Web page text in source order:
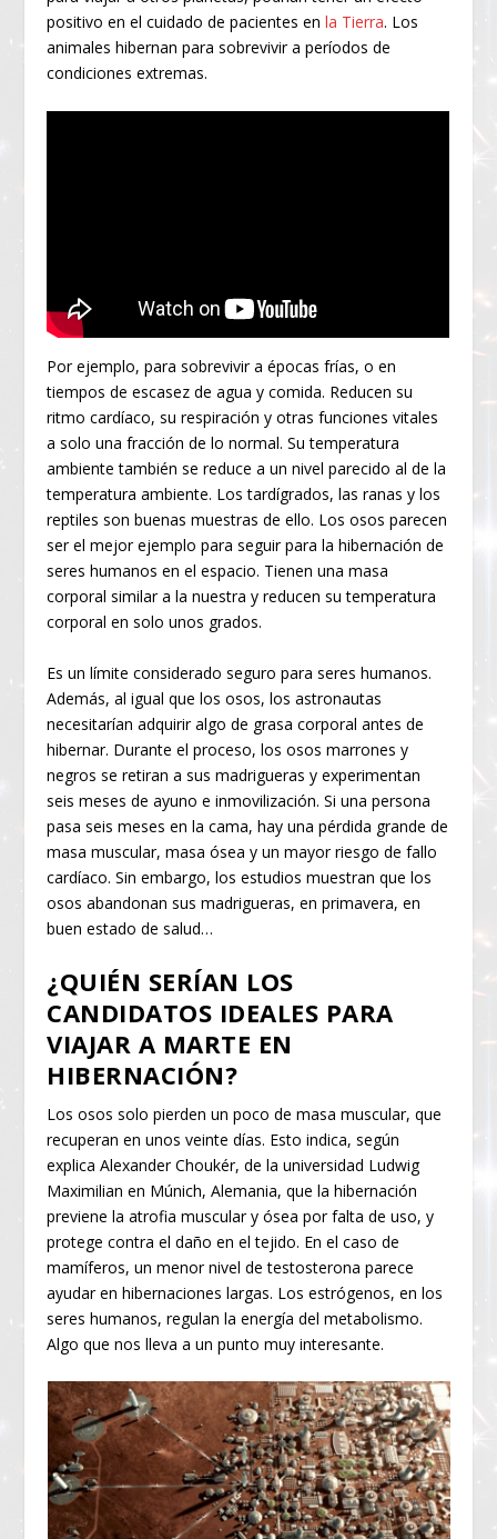
positivo en el cuidado de pacientes enla Tierra. Los
animales hibernan para sobrevivir a períodos de
condiciones extremas.
Por ejemplo, para sobrevivir a épocas frías, o en
tiempos de escasez de agua y comida. Reducen su
ritmo cardíaco, su respiración y otras funciones vitales
a solo una fracción de lo normal. Su temperatura
ambiente también se reduce a un nivel parecido al de la
temperatura ambiente. Los tardígrados, las ranas y los
reptiles son buenas muestras de ello. Los osos parecen
ser el mejor ejemplo para seguir para la hibernación de
seres humanos en el espacio. Tienen una masa
corporal similar a la nuestra y reducen su temperatura
corporal en solo unos grados.
Es un límite considerado seguro para seres humanos.
Además, al igual que los osos, los astronautas
necesitarían adquirir algo de grasa corporal antes de
hibernar. Durante el proceso, los osos marrones y
negros se retiran a sus madrigueras y experimentan
seis meses de ayuno e inmovilización. Si una persona
pasa seis meses en la cama, hay una pérdida grande de
masa muscular, masa ósea y un mayor riesgo de fallo
cardíaco. Sin embargo, los estudios muestran que los
osos abandonan sus madrigueras, en primavera, en
buen estado de salud…
¿QUIÉN SERÍAN LOS
CANDIDATOS IDEALES PARA
VIAJAR A MARTE EN
HIBERNACIÓN?
Los osos solo pierden un poco de masa muscular, que
recuperan en unos veinte días. Esto indica, según
explica Alexander Choukér, de la universidad Ludwig
Maximilian en Múnich, Alemania, que la hibernación
previene la atrofia muscular y ósea por falta de uso, y
protege contra el daño en el tejido. En el caso de
mamíferos, un menor nivel de testosterona parece
ayudar en hibernaciones largas. Los estrógenos, en los
seres humanos, regulan la energía del metabolismo.
Algo que nos lleva a un punto muy interesante.